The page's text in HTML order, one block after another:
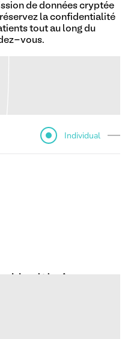
de données cryptée
la confidentialité
tout au long du
vous.